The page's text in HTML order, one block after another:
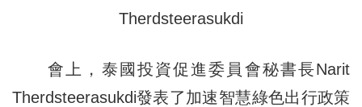
Therdsteerasukdi
會上，泰國投資促進委員會秘書長Narit
Therdsteerasukdi發表了加速智慧綠色出行政策